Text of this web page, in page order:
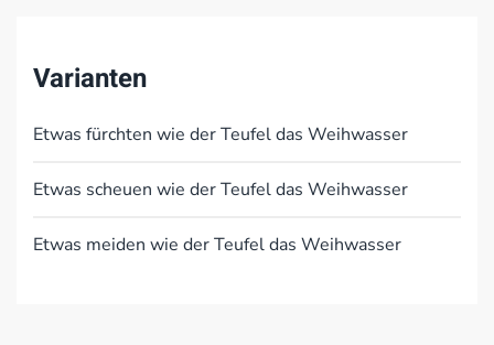
Varianten
Etwas fürchten wie der Teufel das Weihwasser
Etwas scheuen wie der Teufel das Weihwasser
Etwas meiden wie der Teufel das Weihwasser